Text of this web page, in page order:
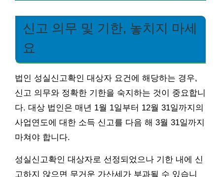
신고 의무 및 기한, 놓치지 마세
요
법인 성실신고확인 대상자 요건에 해당하는 경우,
신고 의무와 정확한 기한을 숙지하는 것이 중요합니
다. 대상 법인은 매년 1월 1일부터 12월 31일까지의
사업연도에 대한 소득 신고를 다음 해 3월 31일까지
마쳐야 합니다.
성실신고확인 대상자로 선정되었으나 기한 내에 신
고하지 않으면 무거운 가산세가 부과될 수 있습니